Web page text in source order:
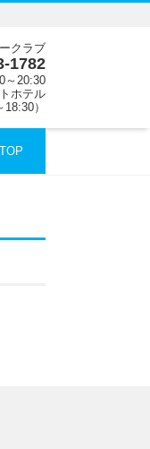
クラブ
1782
～20:30
ホテル
）
TOP